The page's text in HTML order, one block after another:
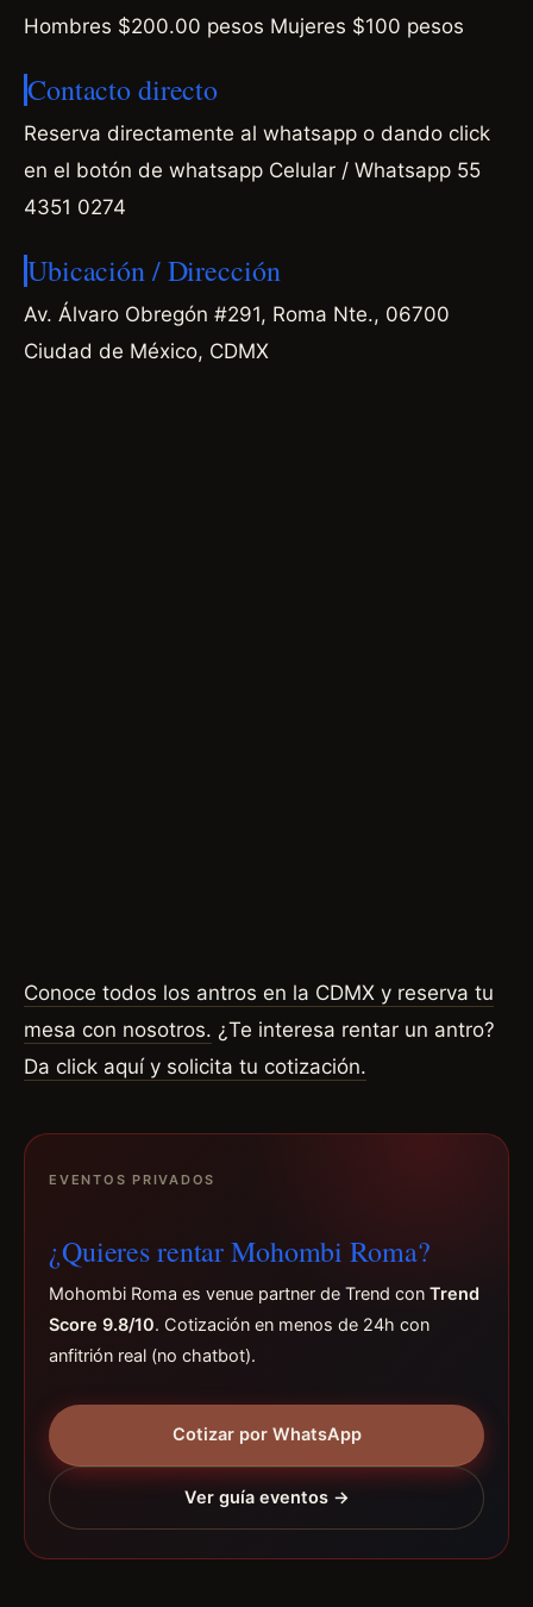
Hombres $200.00 pesos Mujeres $100 pesos
Contacto directo
Reserva directamente al whatsapp o dando click
en el botón de whatsapp Celular / Whatsapp 55
4351 0274
Ubicación / Dirección
Av. Álvaro Obregón #291, Roma Nte., 06700
Ciudad de México, CDMX
Conoce todos los antros en la CDMX y reserva tu
mesa con nosotros. ¿Te interesa rentar un antro?
Da click aquí y solicita tu cotización.
EVENTOS PRIVADOS
¿Quieres rentar Mohombi Roma?
Mohombi Roma es venue partner de Trend con Trend
Score 9.8/10. Cotización en menos de 24h con
anfitrión real (no chatbot).
Cotizar por WhatsApp
Ver guía eventos →